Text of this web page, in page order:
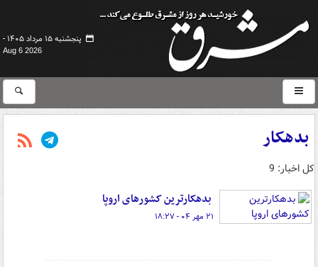
پنجشنبه ۱۵ مرداد ۱۴۰۵ -
Aug 6 2026
بدهکار
کل اخبار: 9
بدهکارترین کشورهای اروپا
۲۱ مهر ۰۴ - ۱۸:۲۷